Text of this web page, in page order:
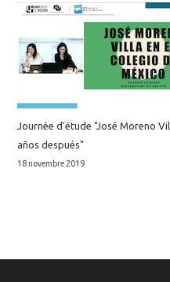
Journée d'étude "José Moreno
años después"
18 novembre 2019